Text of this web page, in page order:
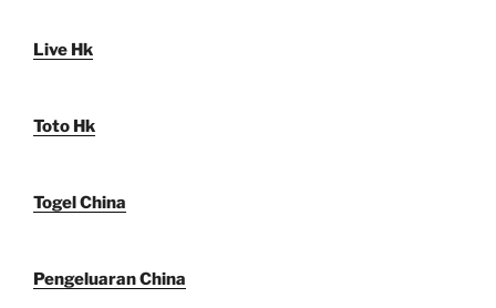
Live Hk
Toto Hk
Togel China
Pengeluaran China